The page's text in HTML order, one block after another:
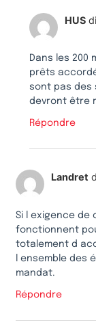
HUS
Dans les 200
prêts
sont pas des
devront être
Répondre
Landret
Si l exigence de
fonctionnent
totalement d
l ensemble
mandat.
Répondre